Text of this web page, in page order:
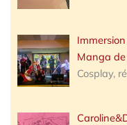
Manga
Cosplay,